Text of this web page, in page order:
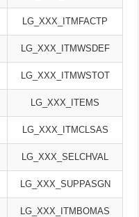
LG_XXX_ITMFACTP
LG_XXX_ITMWSDEF
LG_XXX_ITMWSTOT
LG_XXX_ITEMS
LG_XXX_ITMCLSAS
LG_XXX_SELCHVAL
LG_XXX_SUPPASGN
LG_XXX_ITMBOMAS